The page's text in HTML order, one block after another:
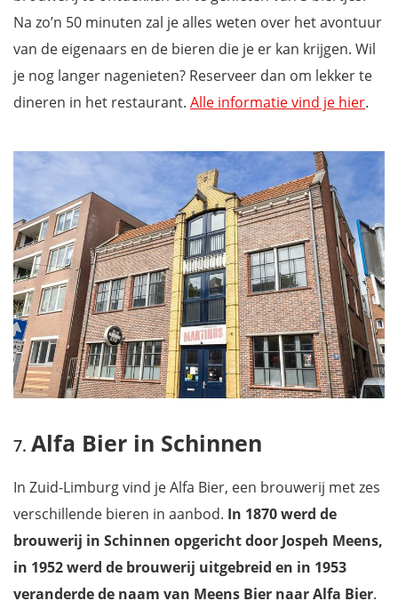
Na zo’n 50 minuten zal je alles weten over het avontuur
van de eigenaars en de bieren die je er kan krijgen. Wil
je nog langer nagenieten? Reserveer dan om lekker te
dineren in het restaurant. Alle informatie vind je hier.
Alfa Bier in Schinnen
In Zuid-Limburg vind je Alfa Bier, een brouwerij met zes
verschillende bieren in aanbod. In 1870 werd de
brouwerij in Schinnen opgericht door Jospeh Meens,
in 1952 werd de brouwerij uitgebreid en in 1953
veranderde de naam van Meens Bier naar Alfa Bier.